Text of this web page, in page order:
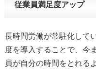
従業員満足度アップ
長時間労働が常駐化して
度を導入することで、今
員が自分の時間をとれる